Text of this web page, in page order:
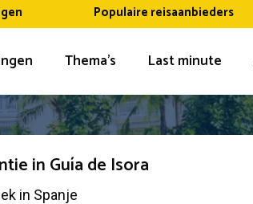
Populaire reisaanbieders
Thema’s Last minute
in Guía de Isora
in Spanje